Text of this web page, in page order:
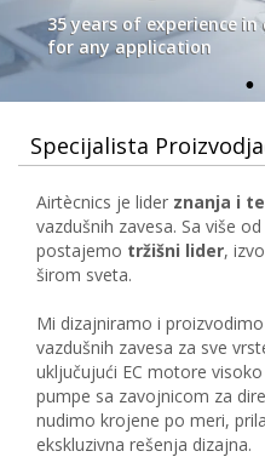
35 years of experience
for any application
Specijalista
Airtècnics je lider znanja i
vazdušnih zavesa. Sa više od
postajemo tržišni lider,
širom sveta.
Mi dizajniramo i proizvodimo
vazdušnih zavesa za sve
uključujući EC motore
pumpe sa zavojnicom za
nudimo krojene po meri,
ekskluzivna rešenja dizajna.